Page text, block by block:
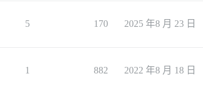
5 170 2025 年8 月 23 日
1 882 2022 年8 月 18 日